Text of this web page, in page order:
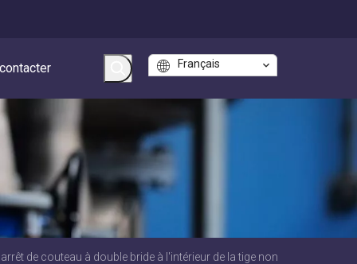
Français
de couteau à double bride à l'intérieur de la tige non